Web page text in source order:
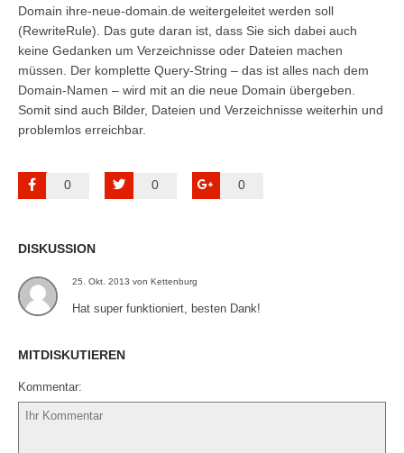
Domain ihre-neue-domain.de weitergeleitet werden soll
(RewriteRule). Das gute daran ist, dass Sie sich dabei auch
keine Gedanken um Verzeichnisse oder Dateien machen
müssen. Der komplette Query-String – das ist alles nach dem
Domain-Namen – wird mit an die neue Domain übergeben.
Somit sind auch Bilder, Dateien und Verzeichnisse weiterhin und
problemlos erreichbar.
0 0 0
DISKUSSION
25. Okt. 2013 von Kettenburg
Hat super funktioniert, besten Dank!
MITDISKUTIEREN
Kommentar